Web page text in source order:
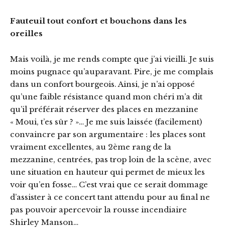
Fauteuil tout confort et bouchons dans les
oreilles
Mais voilà, je me rends compte que j’ai vieilli. Je suis
moins pugnace qu’auparavant. Pire, je me complais
dans un confort bourgeois. Ainsi, je n’ai opposé
qu’une faible résistance quand mon chéri m’a dit
qu’il préférait réserver des places en mezzanine
« Moui, t’es sûr ? »… Je me suis laissée (facilement)
convaincre par son argumentaire : les places sont
vraiment excellentes, au 2ème rang de la
mezzanine, centrées, pas trop loin de la scène, avec
une situation en hauteur qui permet de mieux les
voir qu’en fosse… C’est vrai que ce serait dommage
d’assister à ce concert tant attendu pour au final ne
pas pouvoir apercevoir la rousse incendiaire
Shirley Manson…